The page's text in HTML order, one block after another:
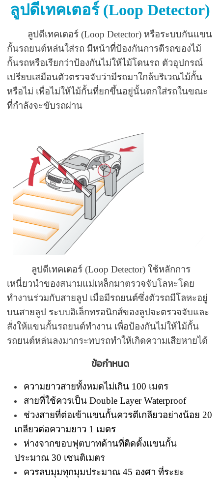
ลูปดีเทคเตอร์ (Loop Detector)
ลูปดีเทคเตอร์ (Loop Detector) หรือระบบกันแขน
กั้นรถยนต์หล่นใส่รถ มีหน้าที่ป้องกันการตีรถของไม้
กั้นรถหรือเรียกว่าป้องกันไม่ให้ไม้โดนรถ ตัวอุปกรณ์
เปรียบเสมือนตัวตรวจจับว่ามีรถมาใกล้บริเวณไม้กั้น
หรือไม่ เพื่อไม่ให้ไม้กั้นที่ยกขึ้นอยู่นั้นตกใส่รถในขณะ
ที่กำลังจะขับรถผ่าน
ลูปดีเทคเตอร์ (Loop Detector) ใช้หลักการ
เหนี่ยวนำของสนามแม่เหล็กมาตรวจจับโลหะโดย
ทำงานร่วมกับสายลูป เมื่อมีรถยนต์ซึ่งตัวรถมีโลหะอยู่
บนสายลูป ระบบอิเล็กทรอนิกส์ของลูปจะตรวจจับและ
สั่งให้แขนกั้นรถยนต์ทำงาน เพื่อป้องกันไม่ให้ไม้กั้น
รถยนต์หล่นลงมากระทบรถทำให้เกิดความเสียหายได้
ข้อกำหนด
ความยาวสายทั้งหมดไม่เกิน 100 เมตร
สายที่ใช้ควรเป็น Double Layer Waterproof
ช่วงสายที่ต่อเข้าแขนกั้นควรตีเกลียวอย่างน้อย 20
เกลียวต่อความยาว 1 เมตร
ห่างจากขอบฟุตบาทด้านที่ติดตั้งแขนกั้น
ประมาณ 30 เซนติเมตร
ควรลบมุมทุกมุมประมาณ 45 องศา ที่ระยะ